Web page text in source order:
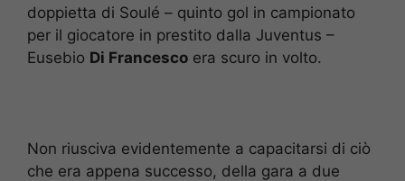
doppietta di Soulé – quinto gol in campionato
per il giocatore in prestito dalla Juventus –
Eusebio Di Francesco era scuro in volto.
Non riusciva evidentemente a capacitarsi di ciò
che era appena successo, della gara a due